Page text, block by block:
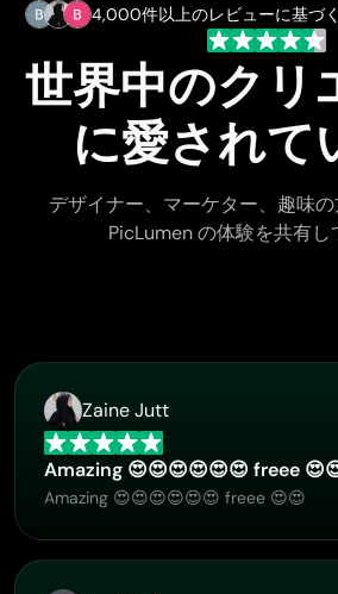
4,000件以上のレビューに基づく
世界中のクリ
に愛されて
デザイナー、マーケター、趣味
PicLumen の体験を共有し
Zaine Jutt
Amazing 😍😍😍😍😍😍 freee
Amazing 😍😍😍😍😍😍 freee 😍😍